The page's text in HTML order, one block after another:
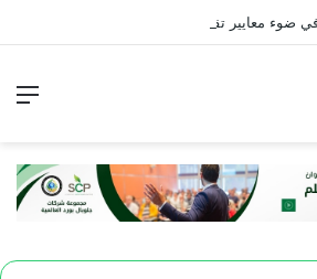
ضوء معايير تقويم الأداء التربوي